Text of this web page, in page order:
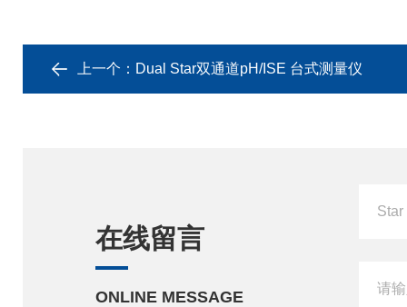
上一个： Dual Star双通道pH/ISE 台式测量仪
在线留言
ONLINE MESSAGE